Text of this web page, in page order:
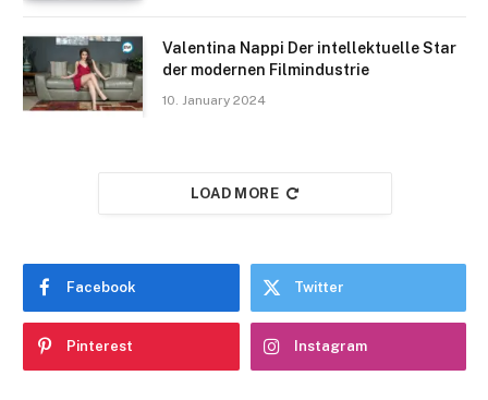
Valentina Nappi Der intellektuelle Star
der modernen Filmindustrie
10. January 2024
LOAD MORE
Facebook Twitter
Pinterest Instagram